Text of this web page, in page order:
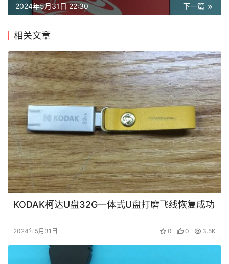
术
料
设
备
展
示
常
见
问
题
短
视
登录 注册
下一篇
2024年5月31日 22:30
相关文章
KODAK柯达U盘32G一体式U盘打磨飞线恢复成功
2024年5月31日 0 0 3.5K